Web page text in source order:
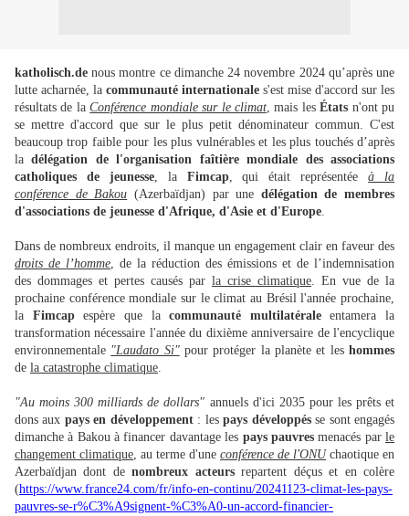
katholisch.de nous montre ce dimanche 24 novembre 2024 qu’après une
lutte acharnée, la communauté internationale s'est mise d'accord sur les
résultats de laConférence mondiale sur le climat, mais lesÉtats n'ont pu
se mettre d'accord que sur le plus petit dénominateur commun. C'est
beaucoup trop faible pour les plus vulnérables et les plus touchés d’après
ladélégation de l'organisation faîtière mondiale des associations
catholiques de jeunesse, la Fimcap, qui était représentéeà la
conférence de Bakou (Azerbaïdjan) par une délégation de membres
d'associations de jeunesse d'Afrique, d'Asie et d'Europe.
Dans de nombreux endroits, il manque un engagement clair en faveur des
droits de l’homme, de la réduction des émissions et de l’indemnisation
des dommages et pertes causés par la crise climatique. En vue de la
prochaine conférence mondiale sur le climat au Brésil l'année prochaine,
la Fimcapespère que lacommunauté multilatéraleentamera la
transformation nécessaire l'année du dixième anniversaire de l'encyclique
environnementale "Laudato Si"pour protéger la planète et leshommes
de la catastrophe climatique.
"Au moins 300 milliards de dollars" annuels d'ici 2035 pour les prêts et
dons aux pays en développement: lespays développésse sont engagés
dimanche à Bakou à financer davantage les pays pauvresmenacés parle
changement climatique, au terme d'une conférence de l'ONUchaotique en
Azerbaïdjan dont denombreux acteursrepartent déçus et en colère
(https://www.france24.com/fr/info-en-continu/20241123-climat-les-pays-
pauvres-se-r%C3%A9signent-%C3%A0-un-accord-financier-